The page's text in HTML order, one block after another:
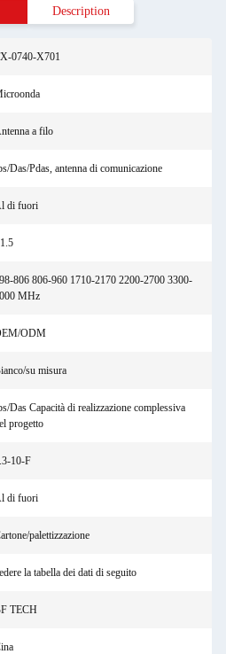
Description
0740-X701
a filo
Das/Pdas, antenna di comunicazione
di fuori
806 806-960 1710-2170 2200-2700 3300-
MHz
ODM
su misura
Das Capacità di realizzazione complessiva
progetto
10-F
di fuori
palettizzazione
la tabella dei dati di seguito
TECH